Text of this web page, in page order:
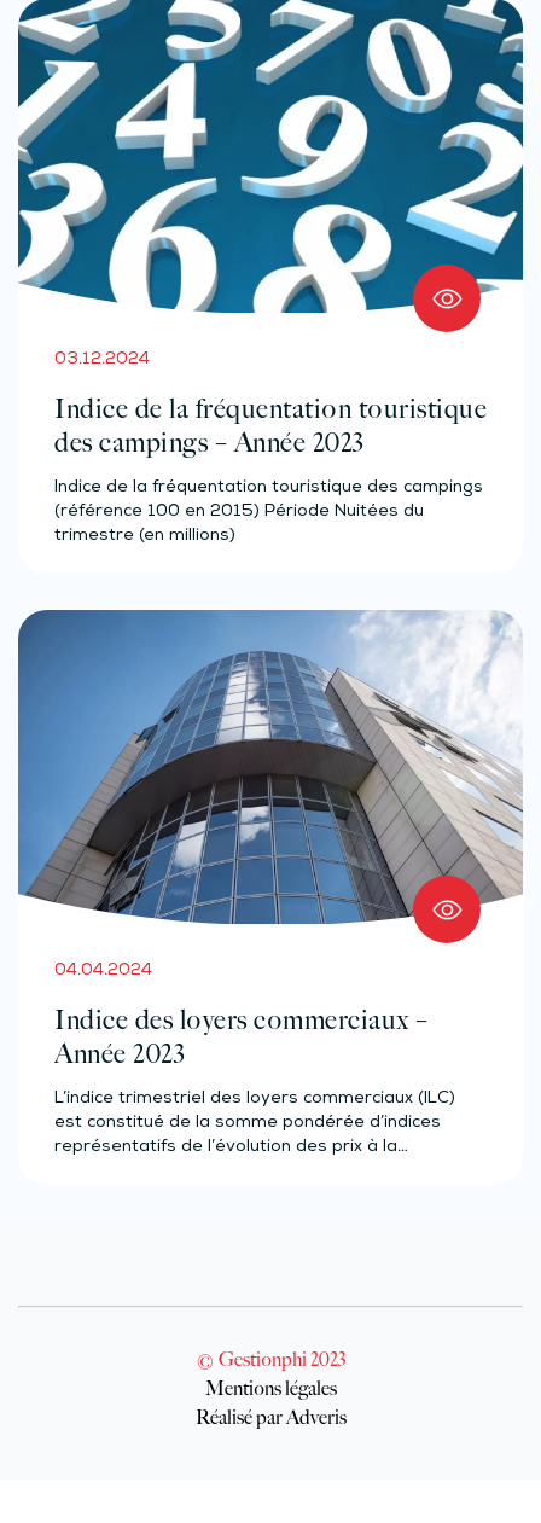
03.12.2024
Indice de la fréquentation touristique
des campings – Année 2023
Indice de la fréquentation touristique des campings
(référence 100 en 2015) Période Nuitées du
trimestre (en millions)
04.04.2024
Indice des loyers commerciaux –
Année 2023
L’indice trimestriel des loyers commerciaux (ILC)
est constitué de la somme pondérée d’indices
représentatifs de l’évolution des prix à la…
© Gestionphi 2023
Mentions légales
Réalisé par Adveris